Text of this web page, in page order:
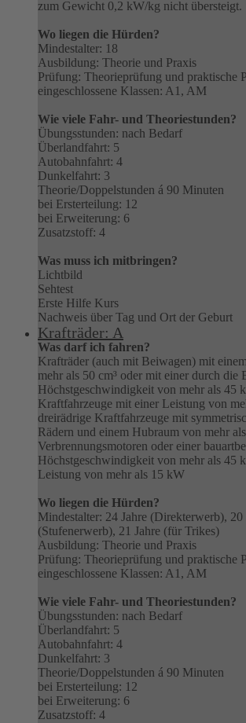
zum Gewicht 0,2 kW/kg nicht übersteigt.
Wo liegen die Hürden?
Mindestalter: 18
Ausbildung: Theorie und Praxis
Prüfung: Theorieprüfung und praktische
eingeschlossene Klassen: A1, AM
Wie viele Fahr- und Theoriestunden?
Übungsstunden: nach Bedarf
Überlandfahrt: 5
Autobahnfahrt: 4
Dunkelfahrt: 3
Theorie/Doppelstunden á 90 Minuten
bei Ersterteilung: 12
bei Erweiterung: 6
Zusatzstoff: 4
Was muss ich mitbringen?
Lichtbild
Sehtest
Erste Hilfe Kurs
Nachweis über Tag und Ort der Geburt
Krafträder: A
Was darf ich fahren?
Krafträder (auch mit Beiwagen) mit
mehr als 50 cm³ oder mit einer durch die
Höchstgeschwindigkeit von mehr als 45
Kraftfahrzeuge mit einer Leistung von
dreirädrige Kraftfahrzeuge mit
Rädern und einem Hubraum von mehr
Verbrennungsmotoren oder einer
Höchstgeschwindigkeit von mehr als 45
Leistung von mehr als 15 kW
Wo liegen die Hürden?
Mindestalter: 24 Jahre (Direkterwerb), 20
(Stufenerwerb), 21 Jahre (für Trikes)
Ausbildung: Theorie und Praxis
Prüfung: Theorieprüfung und praktische
eingeschlossene Klassen: A1, AM
Wie viele Fahr- und Theoriestunden?
Übungsstunden: nach Bedarf
Überlandfahrt: 5
Autobahnfahrt: 4
Dunkelfahrt: 3
Theorie/Doppelstunden á 90 Minuten
bei Ersterteilung: 12
bei Erweiterung: 6
Zusatzstoff: 4